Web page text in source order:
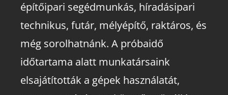
építőipari segédmunkás, híradásipari
technikus, futár, mélyépítő, raktáros, és
még sorolhatnánk. A próbaidő
időtartama alatt munkatársaink
elsajátították a gépek használatát,